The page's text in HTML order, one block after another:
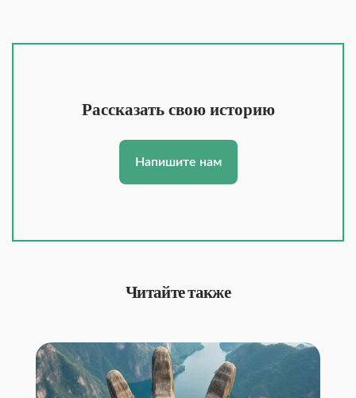
Рассказать свою историю
Напишите нам
Читайте также